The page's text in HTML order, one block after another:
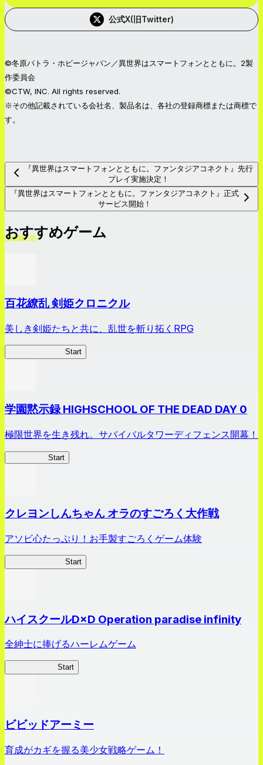
公式X(旧Twitter)
©冬原パトラ・ホビージャパン／異世界はスマートフォンとともに。2製
作委員会
©CTW, INC. All rights reserved.
※その他記載されている会社名、製品名は、各社の登録商標または商標で
す。
『異世界はスマートフォンとともに。ファンタジアコネクト』先行
プレイ実施決定！
『異世界はスマートフォンとともに。ファンタジアコネクト』正式
サービス開始！
おすすめゲーム
百花繚乱 剣姫クロニクル
美しき剣姫たちと共に、乱世を斬り拓くRPG
Start
学園黙示録 HIGHSCHOOL OF THE DEAD DAY 0
極限世界を生き残れ。サバイバルタワーディフェンス開幕！
Start
クレヨンしんちゃん オラのすごろく大作戦
アソビ心たっぷり！お手製すごろくゲーム体験
Start
ハイスクールD×D Operation paradise infinity
全紳士に捧げるハーレムゲーム
Start
ビビッドアーミー
育成がカギを握る美少女戦略ゲーム！